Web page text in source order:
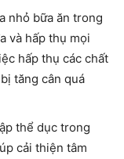
nhỏ bữa ăn trong
và hấp thụ mọi
hấp thụ các chất
tăng cân quá
thể dục trong
cải thiện tâm